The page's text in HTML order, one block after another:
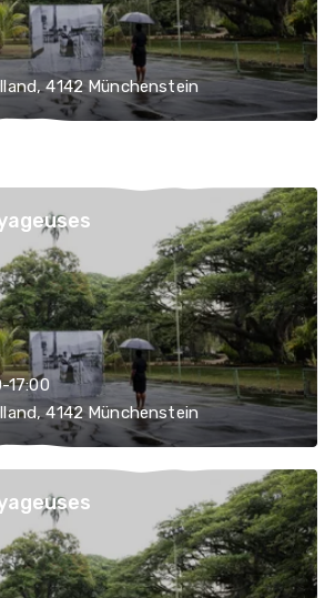
4142 Münchenstein
17:00
4142 Münchenstein